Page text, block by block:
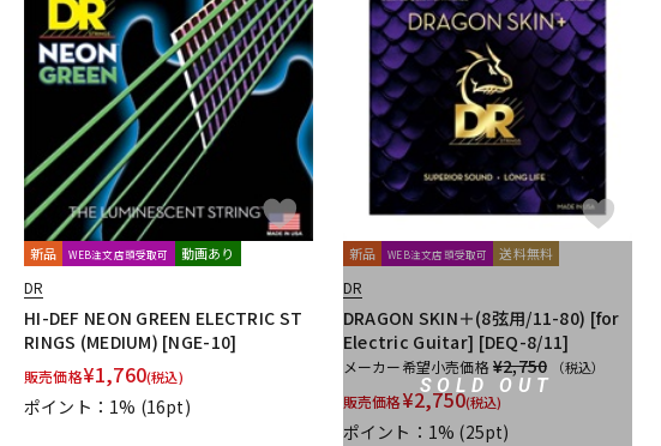
DJ機器 DTM
中古 ヴィンテージ
新品 WEB注文店頭受取可 動画あり
DR
HI-DEF NEON GREEN ELECTRIC ST
RINGS (MEDIUM) [NGE-10]
販売価格¥1,760(税込)
ポイント：1% (16pt)
SOLD OUT
新品 WEB注文店頭受取可 送料無料
DR
DRAGON SKIN＋(8弦用/11-80) [for
Electric Guitar] [DEQ-8/11]
メーカー希望小売価格 ¥2,750 （税込）
販売価格¥2,750(税込)
ポイント：1% (25pt)